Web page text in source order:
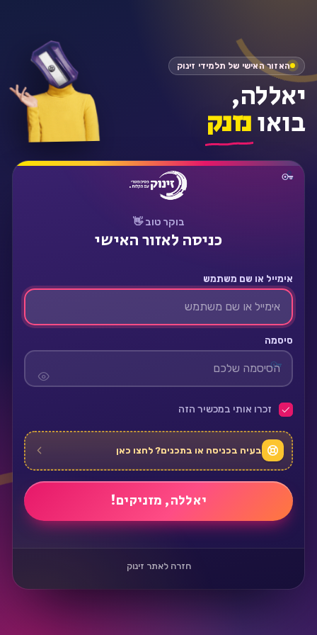
בוקר טוב 👋
כניסה לאזור האישי
אימייל או שם משתמש
סיסמה
זכרו אותי במכשיר הזה
בעיה בכניסה או בתכנים? לחצו כאן
חזרה לאתר זינוק
האזור האישי של תלמידי זינוק
יאללה,
בואונזנק